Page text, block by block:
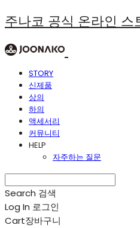
주나코 공식 온라인 스
STORY
신제품
상의
하의
액세서리
커뮤니티
HELP
자주하는 질문
Search 검색
Log In 로그인
Cart장바구니